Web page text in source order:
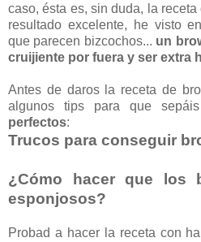
caso, ésta es, sin duda, la
resultado excelente, he visto
que parecen bizcochos... un
cruijiente por fuera y ser extra
Antes de daros la receta de
algunos tips para que
perfectos:
Trucos para conseguir
¿Cómo hacer que los
esponjosos?
Probad a hacer la receta con